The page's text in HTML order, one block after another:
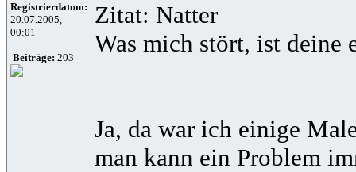
Registrierdatum:
20.07.2005,
00:01
Beiträge: 203
Zitat: Natter
Was mich stört, ist deine
Ja, da war ich einige
man kann ein Problem